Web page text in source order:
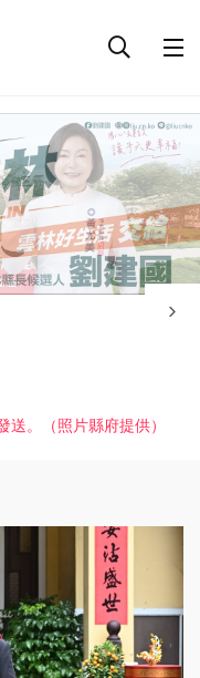
送。（照片縣府提供）